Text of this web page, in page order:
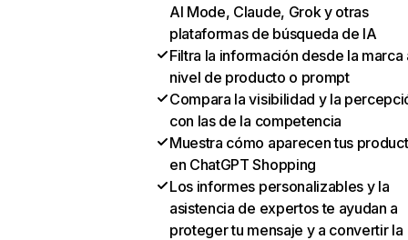
AI Mode, Claude, Grok y otras
plataformas de búsqueda de IA
Filtra la información desde la marca
nivel de producto o prompt
Compara la visibilidad y la
con las de la competencia
Muestra cómo aparecen tus
en ChatGPT Shopping
Los informes personalizables y la
asistencia de expertos te ayudan a
proteger tu mensaje y a convertir la